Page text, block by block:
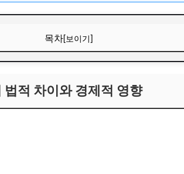
목차[보이기]
용 기준
적 차이와 경제적 영향